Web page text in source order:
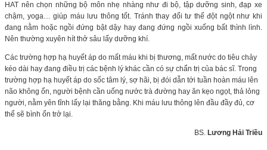
HAT nên chọn những bộ môn nhẹ nhàng như đi bộ, tập dưỡng sinh, đạp xe
chậm, yoga… giúp máu lưu thông tốt. Tránh thay đổi tư thế đột ngột như khi
đang nằm hoặc ngồi đứng bật dậy hay đang đứng ngồi xuống bất thình lình.
Nên thường xuyên hít thở sâu lấy dưỡng khí.
Các trường hợp hạ huyết áp do mất máu khi bị thương, mất nước do tiêu chảy
kéo dài hay đang điều trị các bệnh lý khác cần có sự chẩn trị của bác sĩ. Trong
trường hợp hạ huyết áp do sốc tâm lý, sợ hãi, bị đói dẫn tới tuần hoàn máu lên
não không ổn, người bệnh cần uống nước trà đường hay ăn kẹo ngọt, thả lỏng
người, nằm yên tĩnh lấy lại thăng bằng. Khi máu lưu thông lên đầu đầy đủ, cơ
thể sẽ bình ổn trở lại.
BS. Lương Hải Triều